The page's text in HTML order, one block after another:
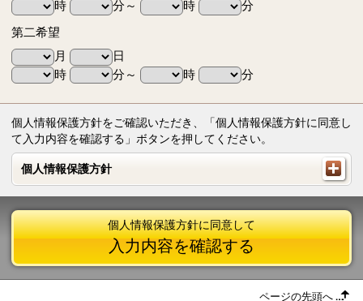
時
分～ 時
分
第二希望
月
日
時
分～ 時 分
個人情報保護方針をご確認いただき、「個人情報保護方針に同意し
て入力内容を確認する」ボタンを押してください。
個人情報保護方針
個人情報保護方針
個人情報保護方針に同意して
入力内容を確認する
ページの先頭へ